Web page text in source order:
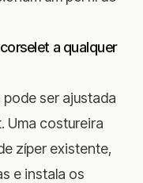
a qualquer
ser ajustada
Uma costureira
zíper existente,
e instala os